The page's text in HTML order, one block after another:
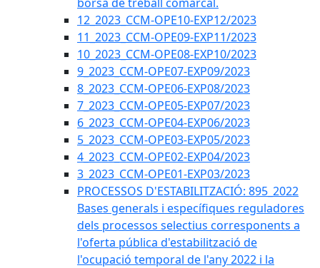
12_2023_CCM-OPE10-EXP12/2023
11_2023_CCM-OPE09-EXP11/2023
10_2023_CCM-OPE08-EXP10/2023
9_2023_CCM-OPE07-EXP09/2023
8_2023_CCM-OPE06-EXP08/2023
7_2023_CCM-OPE05-EXP07/2023
6_2023_CCM-OPE04-EXP06/2023
5_2023_CCM-OPE03-EXP05/2023
4_2023_CCM-OPE02-EXP04/2023
3_2023_CCM-OPE01-EXP03/2023
PROCESSOS D'ESTABILITZACIÓ: 895_2022
Bases generals i específiques reguladores
dels processos selectius corresponents a
l'oferta pública d'estabilització de
l'ocupació temporal de l'any 2022 i la